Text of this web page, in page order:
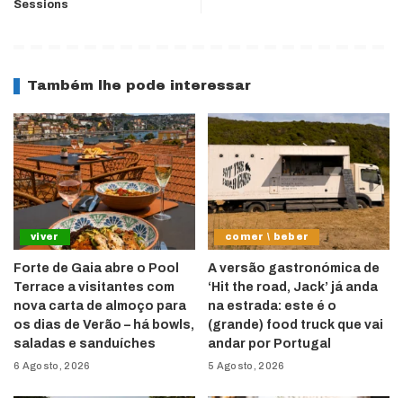
Sessions
Também lhe pode interessar
viver
Forte de Gaia abre o Pool
Terrace a visitantes com
nova carta de almoço para
os dias de Verão – há bowls,
saladas e sanduíches
6 Agosto, 2026
comer \ beber
A versão gastronómica de
‘Hit the road, Jack’ já anda
na estrada: este é o
(grande) food truck que vai
andar por Portugal
5 Agosto, 2026